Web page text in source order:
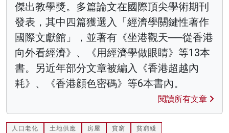
傑出教學獎。多篇論文在國際頂尖學術期刊
發表，其中四篇獲選入「經濟學關鍵性著作
國際文獻館」，並著有《坐港觀天──從香港
向外看經濟》、《用經濟學做眼睛》等13本
書。另近年部分文章被編入《香港超越內
耗》、《香港顔色密碼》等6本書內。
閱讀所有文章
人口老化 土地供應 房屋 貧窮 貧窮綫